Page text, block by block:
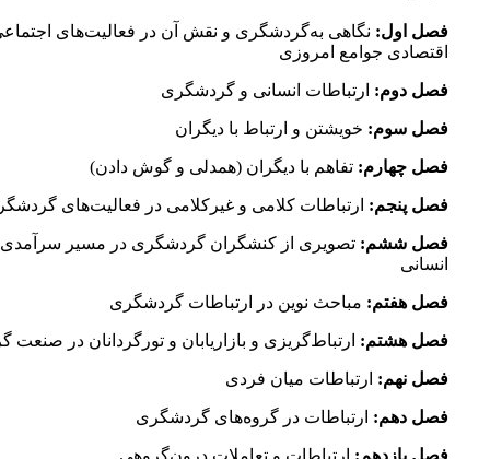
فصل اول: نگاهی به‌گردشگری و نقش آن در فعالیت‌های
اقتصادی جوامع امروزی
فصل دوم: ارتباطات انسانی و گردشگری
فصل سوم: خویشتن و ارتباط با دیگران
فصل چهارم: تفاهم با دیگران (همدلی و گوش دادن)
فصل پنجم: ارتباطات كلامی و غیر‌كلامی در فعالیت‌های
فصل ششم: تصویری از كنشگران گردشگری در مسیر سرآمدی
انسانی
فصل هفتم: مباحث نوین در ارتباطات گردشگری
فصل هشتم: ارتباط‌گریزی و بازاریابان و تورگردانان در
فصل نهم: ارتباطات میان فردی
فصل دهم: ارتباطات در گروه‌های گردشگری